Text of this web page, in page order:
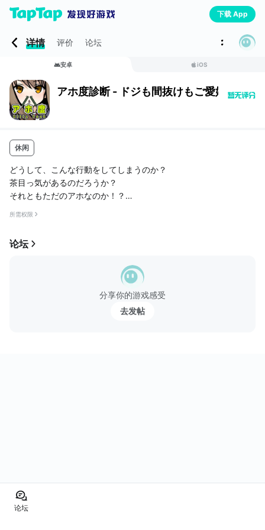
下载 App
详情 评价 论坛
安卓 iOS
アホ度診断 - ドジも間抜けもご愛嬌！
休闲
どうして、こんな行動をしてしまうのか？
茶目っ気があるのだろうか？
それともただのアホなのか！？
疑問に思ったそこのあなた、この診断をやってみよう！！
この診断では、ランダムに出題される15問の質問や心理テストに
より、回答者の脳内の「アホ度」がどの程度を占めているかを数
所需权限
论坛
分享你的游戏感受
去发帖
论坛